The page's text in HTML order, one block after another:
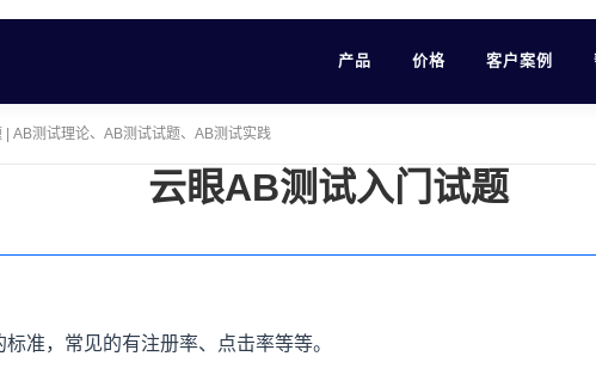
产品 价格 客户案例
| AB测试理论、AB测试试题、AB测试实践
云眼AB测试入门试题
准，常见的有注册率、点击率等等。